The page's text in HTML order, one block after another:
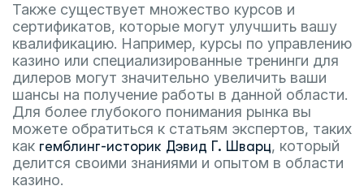
Также существует множество курсов и
сертификатов, которые могут улучшить вашу
квалификацию. Например, курсы по управлению
казино или специализированные тренинги для
дилеров могут значительно увеличить ваши
шансы на получение работы в данной области.
Для более глубокого понимания рынка вы
можете обратиться к статьям экспертов, таких
как гемблинг-историк Дэвид Г. Шварц, который
делится своими знаниями и опытом в области
казино.